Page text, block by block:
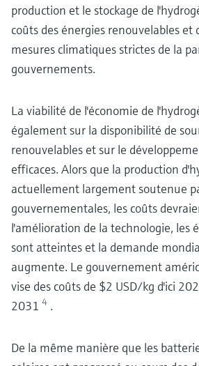
production et le stockage de
coûts des énergies renouvelables et
mesures climatiques strictes de la
gouvernements.
La viabilité de l'économie de
également sur la disponibilité de
renouvelables et sur le
efficaces. Alors que la production
actuellement largement soutenue
gouvernementales, les coûts
l'amélioration de la technologie, les
sont atteintes et la demande
augmente. Le gouvernement
vise des coûts de $2 USD/kg d'ici
2031 4 .
De la même manière que les